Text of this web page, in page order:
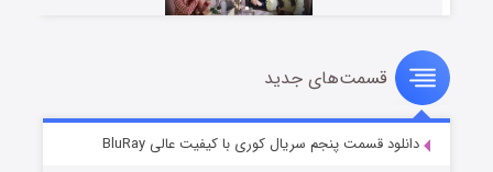
عملیات آپارتمان
قسمت۲ (زیرنویس) منتشر شد
قسمت‌های جدید
دانلود قسمت پنجم سریال کوری با کیفیت عالی BluRay